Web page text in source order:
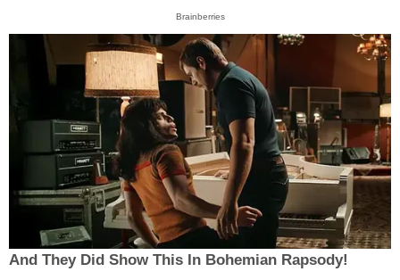
Brainberries
And They Did Show This In Bohemian Rapsody!